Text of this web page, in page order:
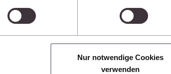
Hinweisen zum Datenschutz
Nur notwendige Cookies
verwenden